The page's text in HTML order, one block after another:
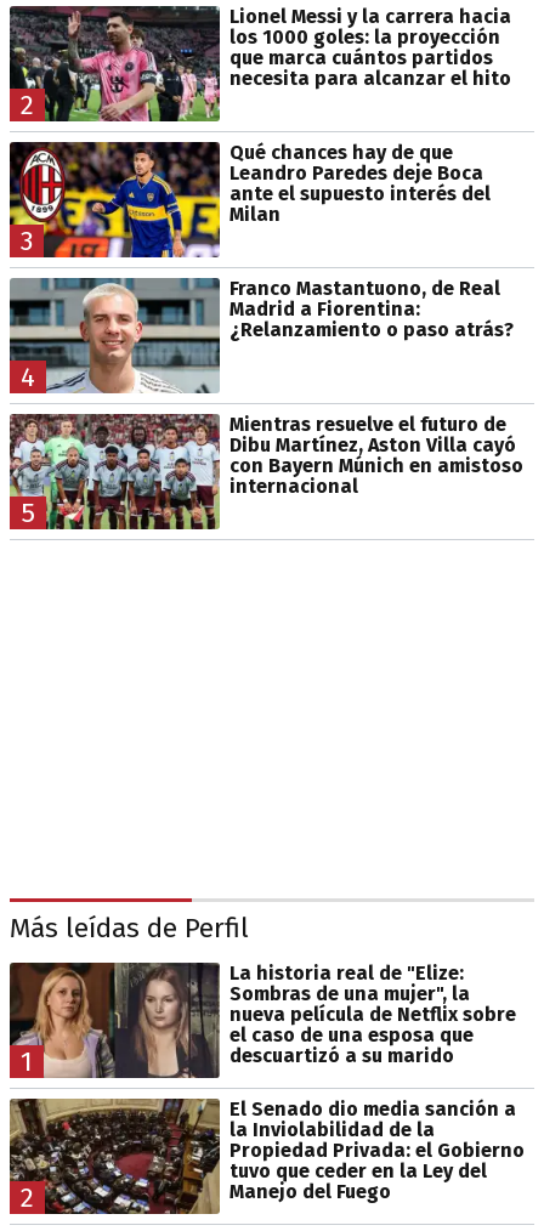
2
Lionel Messi y la carrera hacia
los 1000 goles: la proyección
que marca cuántos partidos
necesita para alcanzar el hito
3
Qué chances hay de que
Leandro Paredes deje Boca
ante el supuesto interés del
Milan
4
Franco Mastantuono, de Real
Madrid a Fiorentina:
¿Relanzamiento o paso atrás?
5
Mientras resuelve el futuro de
Dibu Martínez, Aston Villa cayó
con Bayern Múnich en amistoso
internacional
Más leídas de Perfil
1
La historia real de "Elize:
Sombras de una mujer", la
nueva película de Netflix sobre
el caso de una esposa que
descuartizó a su marido
2
El Senado dio media sanción a
la Inviolabilidad de la
Propiedad Privada: el Gobierno
tuvo que ceder en la Ley del
Manejo del Fuego